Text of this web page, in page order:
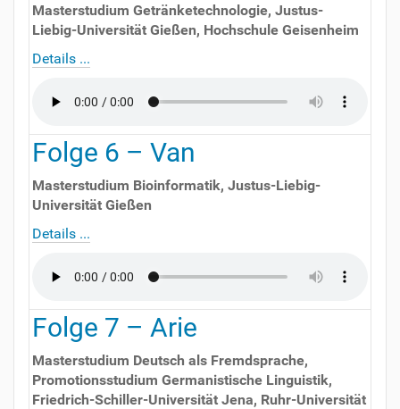
Masterstudium Getränketechnologie,Justus-
Liebig-Universität Gießen, Hochschule Geisenheim
Details ...
Folge 6 –Van
Masterstudium Bioinformatik,Justus-Liebig-
Universität Gießen
Details ...
Folge 7 – Arie
Masterstudium Deutsch als Fremdsprache,
Promotionsstudium Germanistische Linguistik,
Friedrich-Schiller-Universität Jena, Ruhr-Universität